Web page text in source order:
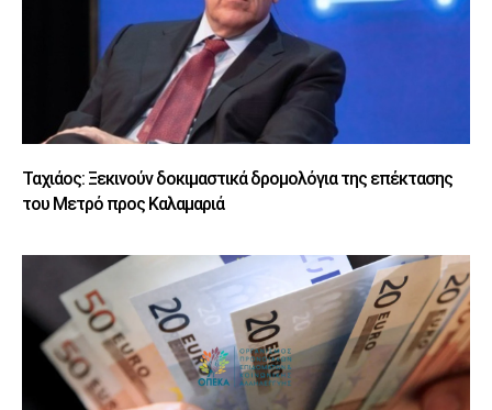
Ταχιάος: Ξεκινούν δοκιμαστικά δρομολόγια της επέκτασης
του Μετρό προς Καλαμαριά